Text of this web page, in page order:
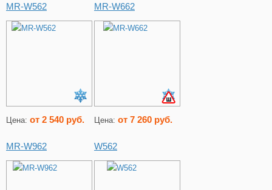
MR-W562
Цена: от 2 540 руб.
MR-W662
Цена: от 7 260 руб.
MR-W962 W562